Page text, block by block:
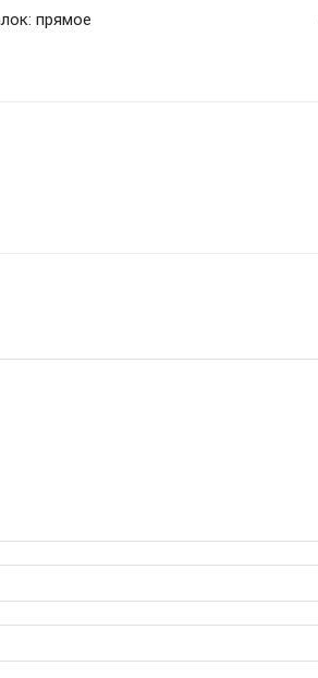
прямое